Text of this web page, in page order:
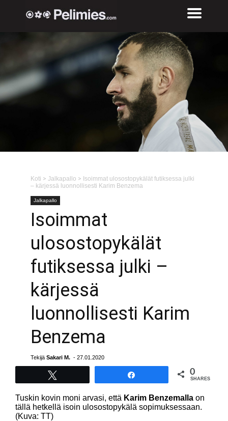
Koti > Jalkapallo > Isoimmat ulosostopykälät futiksessa julki
– kärjessä luonnollisesti Karim Benzema
Jalkapallo
Isoimmat
ulosostopykälät
futiksessa julki –
kärjessä
luonnollisesti Karim
Benzema
Tekijä Sakari M. - 27.01.2020
0
SHARES
Tuskin kovin moni arvasi, että Karim Benzemalla on
tällä hetkellä isoin ulosostopykälä sopimuksessaan.
(Kuva: TT)